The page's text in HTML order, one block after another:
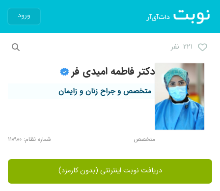
ورود
۲۲۱ نفر
دکتر فاطمه امیدی فر
متخصص و جراح زنان و زایمان
متخصص شماره نظام: ۱۱۰۹۰۰
دریافت نوبت اینترنتی (بدون کارمزد)